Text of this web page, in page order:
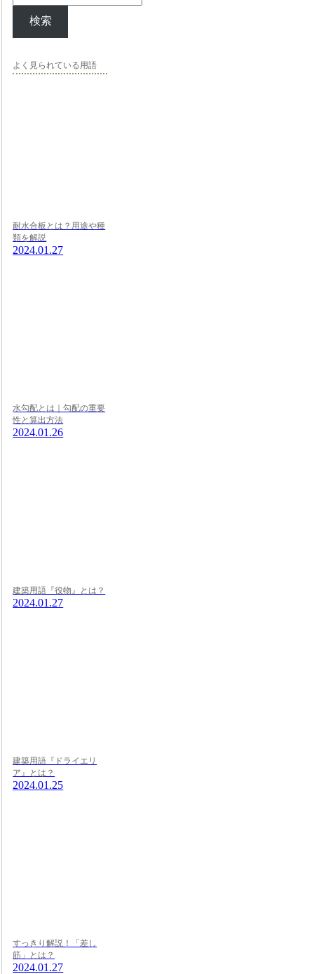
検索
よく見られている用語
耐水合板とは？用途や種
類を解説
2024.01.27
水勾配とは｜勾配の重要
性と算出方法
2024.01.26
建築用語『役物』とは？
2024.01.27
建築用語『ドライエリ
ア』とは？
2024.01.25
すっきり解説！「差し
筋」とは？
2024.01.27